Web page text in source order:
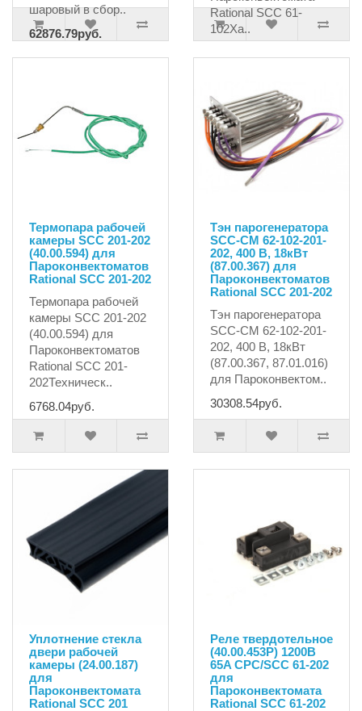
шаровый в сбор..
62876.79руб.
Rational SCC 61-
102Ха..
Термопара рабочей
камеры SCC 201-202
(40.00.594) для
Пароконвектоматов
Rational SCC 201-202
Термопара рабочей
камеры SCC 201-202
(40.00.594) для
Пароконвектоматов
Rational SCC 201-
202Техническ..
6768.04руб.
Тэн парогенератора
SCC-CM 62-102-201-
202, 400 В, 18кВт
(87.00.367) для
Пароконвектоматов
Rational SCC 201-202
Тэн парогенератора
SCC-CM 62-102-201-
202, 400 В, 18кВт
(87.00.367, 87.01.016)
для Пароконвектом..
30308.54руб.
Уплотнение стекла
двери рабочей
камеры (24.00.187)
для
Пароконвектомата
Rational SCC 201
Реле твердотельное
(40.00.453P) 1200B
65A CPC/SCC 61-202
для
Пароконвектомата
Rational SCC 61-202